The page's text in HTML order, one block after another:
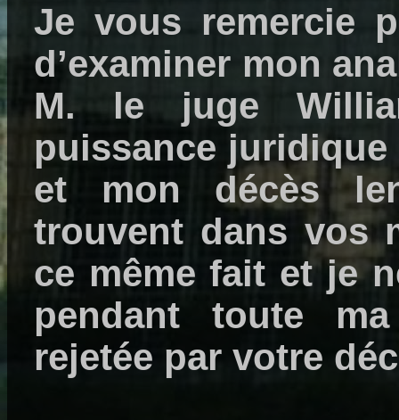
Je vous remercie
d’examiner mon
M. le juge
puissance juridique
et mon décès
trouvent dans vos
ce même fait et je
pendant toute
rejetée par votre